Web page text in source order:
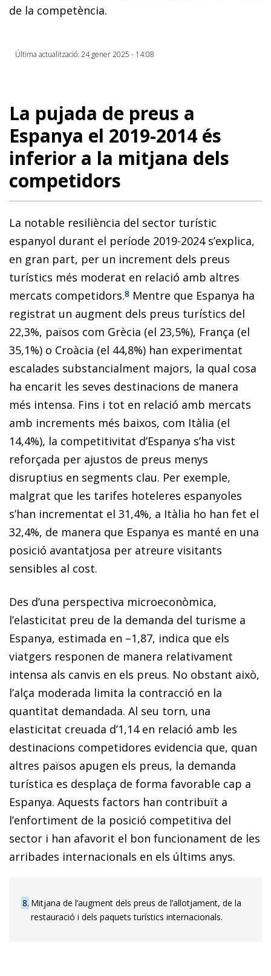
de la competència.
Última actualització: 24 gener 2025 - 14:08
La pujada de preus a
Espanya el 2019-2014 és
inferior a la mitjana dels
competidors
La notable resiliència del sector turístic
espanyol durant el període 2019-2024 s’explica,
en gran part, per un increment dels preus
turístics més moderat en relació amb altres
mercats competidors.8 Mentre que Espanya ha
registrat un augment dels preus turístics del
22,3%, països com Grècia (el 23,5%), França (el
35,1%) o Croàcia (el 44,8%) han experimentat
escalades substancialment majors, la qual cosa
ha encarit les seves destinacions de manera
més intensa. Fins i tot en relació amb mercats
amb increments més baixos, com Itàlia (el
14,4%), la competitivitat d’Espanya s’ha vist
reforçada per ajustos de preus menys
disruptius en segments clau. Per exemple,
malgrat que les tarifes hoteleres espanyoles
s’han incrementat el 31,4%, a Itàlia ho han fet el
32,4%, de manera que Espanya es manté en una
posició avantatjosa per atreure visitants
sensibles al cost.
Des d’una perspectiva microeconòmica,
l’elasticitat preu de la demanda del turisme a
Espanya, estimada en –1,87, indica que els
viatgers responen de manera relativament
intensa als canvis en els preus. No obstant això,
l’alça moderada limita la contracció en la
quantitat demandada. Al seu torn, una
elasticitat creuada d’1,14 en relació amb les
destinacions competidores evidencia que, quan
altres països apugen els preus, la demanda
turística es desplaça de forma favorable cap a
Espanya. Aquests factors han contribuït a
l’enfortiment de la posició competitiva del
sector i han afavorit el bon funcionament de les
arribades internacionals en els últims anys.
8 Mitjana de l’augment dels preus de l’allotjament, de la
restauració i dels paquets turístics internacionals.